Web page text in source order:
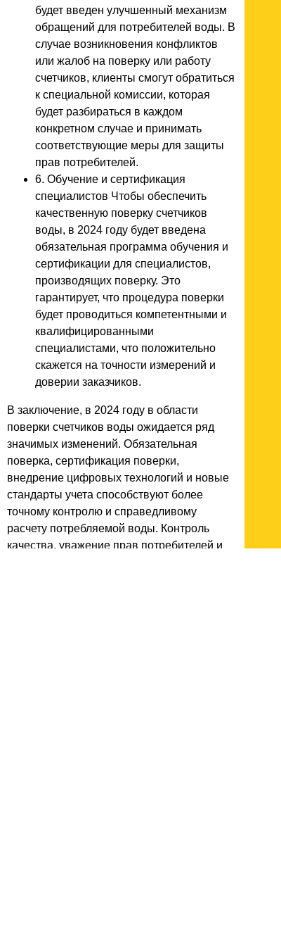
будет введен улучшенный механизм
обращений для потребителей воды. В
случае возникновения конфликтов
или жалоб на поверку или работу
счетчиков, клиенты смогут обратиться
к специальной комиссии, которая
будет разбираться в каждом
конкретном случае и принимать
соответствующие меры для защиты
прав потребителей.
6. Обучение и сертификация
специалистов Чтобы обеспечить
качественную поверку счетчиков
воды, в 2024 году будет введена
обязательная программа обучения и
сертификации для специалистов,
производящих поверку. Это
гарантирует, что процедура поверки
будет проводиться компетентными и
квалифицированными
специалистами, что положительно
скажется на точности измерений и
доверии заказчиков.
В заключение, в 2024 году в области
поверки счетчиков воды ожидается ряд
значимых изменений. Обязательная
поверка, сертификация поверки,
внедрение цифровых технологий и новые
стандарты учета способствуют более
точному контролю и справедливому
расчету потребляемой воды. Контроль
качества, уважение прав потребителей и